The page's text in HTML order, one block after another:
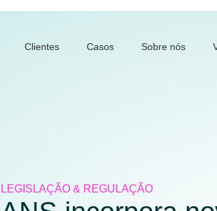
Clientes Casos Sobre nós
LEGISLAÇÃO & REGULAÇÃO